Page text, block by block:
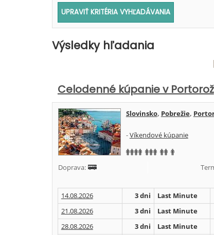
Výsledky hľadania
Celodenné kúpanie v Portorož
Slovinsko, Pobrežie,
-Víkendové kúpanie
Doprava:
14.08.2026 3 dni Last Minute
21.08.2026
3 dni Last Minute
28.08.2026
3 dni Last Minute